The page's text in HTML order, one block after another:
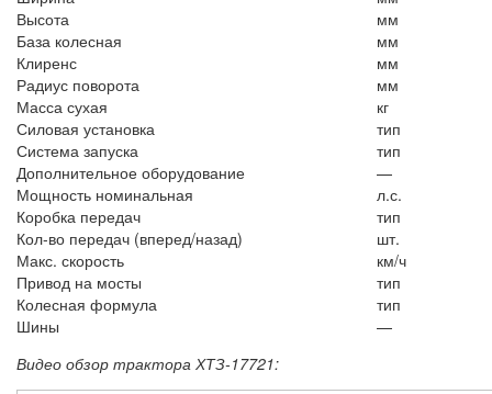
Высота
мм
База колесная
мм
Клиренс
мм
Радиус поворота
мм
Масса сухая
кг
Силовая установка
тип
Система запуска
тип
Дополнительное оборудование
—
Мощность номинальная
л.с.
Коробка передач
тип
Кол-во передач (вперед/назад)
шт.
Макс. скорость
км/ч
Привод на мосты
тип
Колесная формула
тип
Шины
—
Видео обзор трактора ХТЗ-17721: